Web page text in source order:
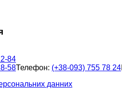
84
58Телефон: (+38-093) 755 78 24
данних